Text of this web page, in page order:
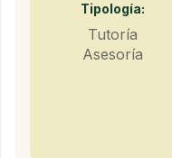
Tipología:
Tutoría
Asesoría